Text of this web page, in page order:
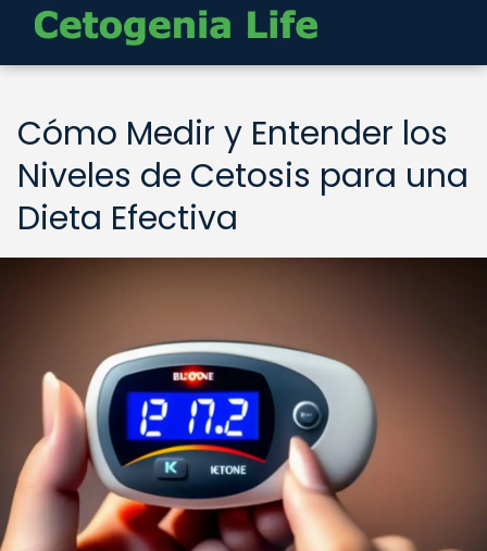
Cómo Medir y Entender los
Niveles de Cetosis para una
Dieta Efectiva